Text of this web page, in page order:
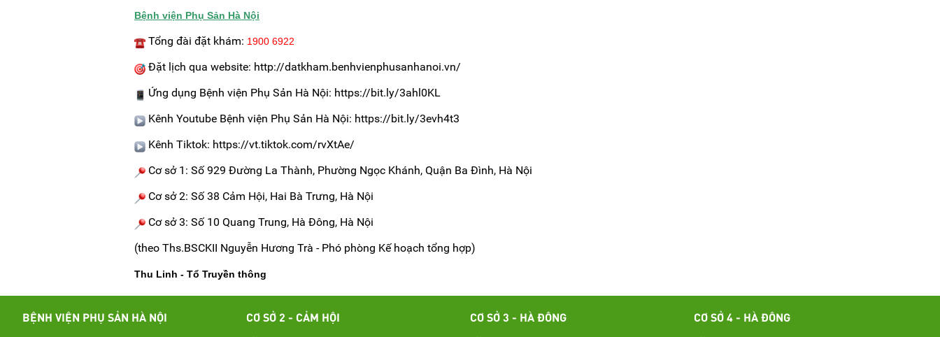
Bệnh viện Phụ Sản Hà Nội
Tổng đài đặt khám: 1900 6922
Đặt lịch qua website: http://datkham.benhvienphusanhanoi.vn/
Ứng dụng Bệnh viện Phụ Sản Hà Nội: https://bit.ly/3ahl0KL
Kênh Youtube Bệnh viện Phụ Sản Hà Nội: https://bit.ly/3evh4t3
Kênh Tiktok: https://vt.tiktok.com/rvXtAe/
Cơ sở 1: Số 929 Đường La Thành, Phường Ngọc Khánh, Quận Ba Đình, Hà Nội
Cơ sở 2: Số 38 Cảm Hội, Hai Bà Trưng, Hà Nội
Cơ sở 3: Số 10 Quang Trung, Hà Đông, Hà Nội
(theo Ths.BSCKII Nguyễn Hương Trà - Phó phòng Kế hoạch tổng hợp)
Thu Linh - Tổ Truyền thông
BỆNH VIỆN PHỤ SẢN HÀ NỘI CƠ SỞ 2 - CẢM HỘI CƠ SỞ 3 - HÀ ĐÔNG CƠ SỞ 4 - HÀ ĐÔNG